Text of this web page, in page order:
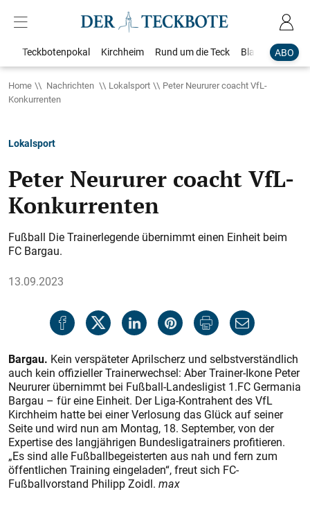
ABO
Teckbotenpokal Kirchheim Rund um die Teck Blaulicht
Home Nachrichten Lokalsport
Peter Neururer coacht VfL-
Konkurrenten
Lokalsport
Peter Neururer coacht VfL-
Konkurrenten
Fußball Die Trainerlegende übernimmt einen Einheit beim
FC Bargau.
13.09.2023
Bargau. Kein verspäteter Aprilscherz und selbstverständlich
auch kein offizieller Trainerwechsel: Aber Trainer-Ikone Peter
Neururer übernimmt bei Fußball-Landesligist 1.FC Germania
Bargau – für eine Einheit. Der Liga-Kontrahent des VfL
Kirchheim hatte bei einer Verlosung das Glück auf seiner
Seite und wird nun am Montag, 18. September, von der
Expertise des langjährigen Bundesligatrainers profitieren.
„Es sind alle Fußballbegeisterten aus nah und fern zum
öffentlichen Training eingeladen“, freut sich FC-
Fußballvorstand Philipp Zoidl. max